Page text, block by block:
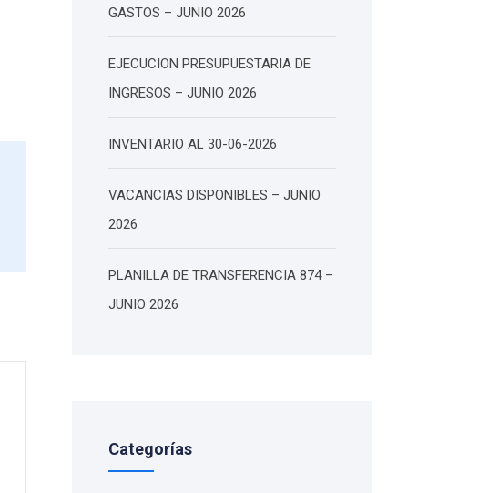
GASTOS – JUNIO 2026
EJECUCION PRESUPUESTARIA DE
INGRESOS – JUNIO 2026
INVENTARIO AL 30-06-2026
VACANCIAS DISPONIBLES – JUNIO
2026
PLANILLA DE TRANSFERENCIA 874 –
JUNIO 2026
Categorías